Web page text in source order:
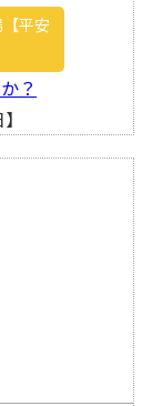
平安
？